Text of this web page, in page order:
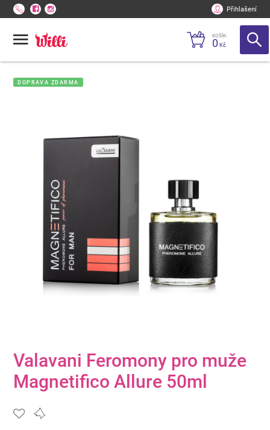
Přihlašení
KOŠÍK:
0 Kč
DOPRAVA ZDARMA
Valavani Feromony pro muže
Magnetifico Allure 50ml